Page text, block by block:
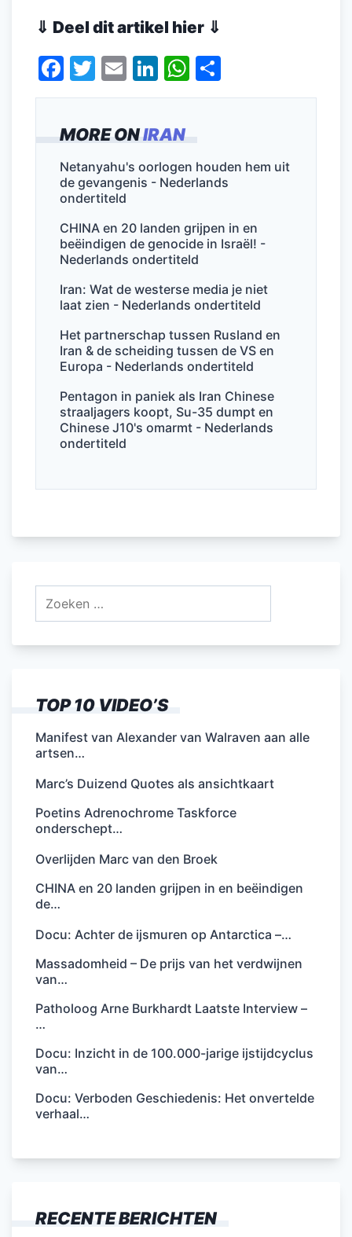
MORE ONIRAN
Netanyahu's oorlogen houden hem uit
de gevangenis - Nederlands
ondertiteld
CHINA en 20 landen grijpen in en
beëindigen de genocide in Israël! -
Nederlands ondertiteld
Iran: Wat de westerse media je niet
laat zien - Nederlands ondertiteld
Het partnerschap tussen Rusland en
Iran & de scheiding tussen de VS en
Europa - Nederlands ondertiteld
Pentagon in paniek als Iran Chinese
straaljagers koopt, Su-35 dumpt en
Chinese J10's omarmt - Nederlands
ondertiteld
⇓ Deel dit artikel hier ⇓
F
a
e
b
o
o
k
T
w
er
E
m
l
Li
n
e
dI
n
W
h
A
p
p
el
TOP 10 VIDEO’S
Manifest van Alexander van Walraven aan alle
artsen…
Marc’s Duizend Quotes als ansichtkaart
Poetins Adrenochrome Taskforce
onderschept…
Overlijden Marc van den Broek
CHINA en 20 landen grijpen in en beëindigen
de…
Docu: Achter de ijsmuren op Antarctica –…
Massadomheid – De prijs van het verdwijnen
van…
Patholoog Arne Burkhardt Laatste Interview –
…
Docu: Inzicht in de 100.000-jarige ijstijdcyclus
van…
Docu: Verboden Geschiedenis: Het onvertelde
verhaal…
RECENTE BERICHTEN